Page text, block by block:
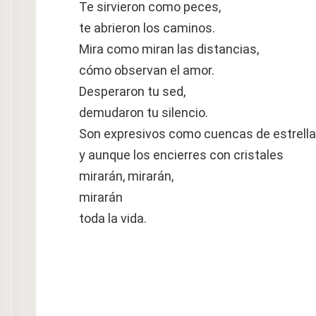
Te sirvieron como peces,
te abrieron los caminos.
Mira como miran las distancias,
cómo observan el amor.
Desperaron tu sed,
demudaron tu silencio.
Son expresivos como cuencas de
y aunque los encierres con cristales
mirarán, mirarán,
mirarán
toda la vida.